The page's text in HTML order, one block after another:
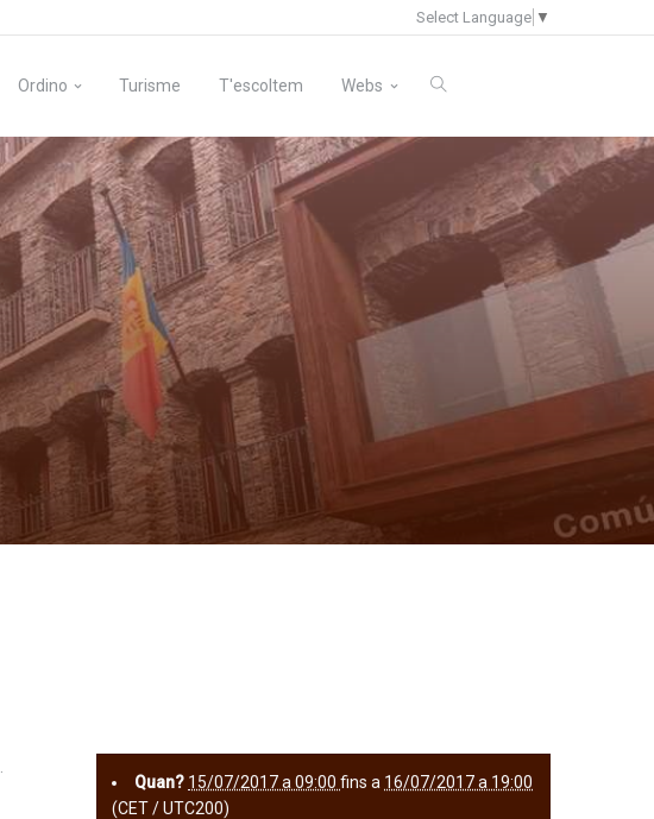
Select Language ▼
Ordino Turisme T'escoltem Webs
Quan? 15/07/2017 a 09:00 fins a 16/07/2017 a 19:00
(CET / UTC200)